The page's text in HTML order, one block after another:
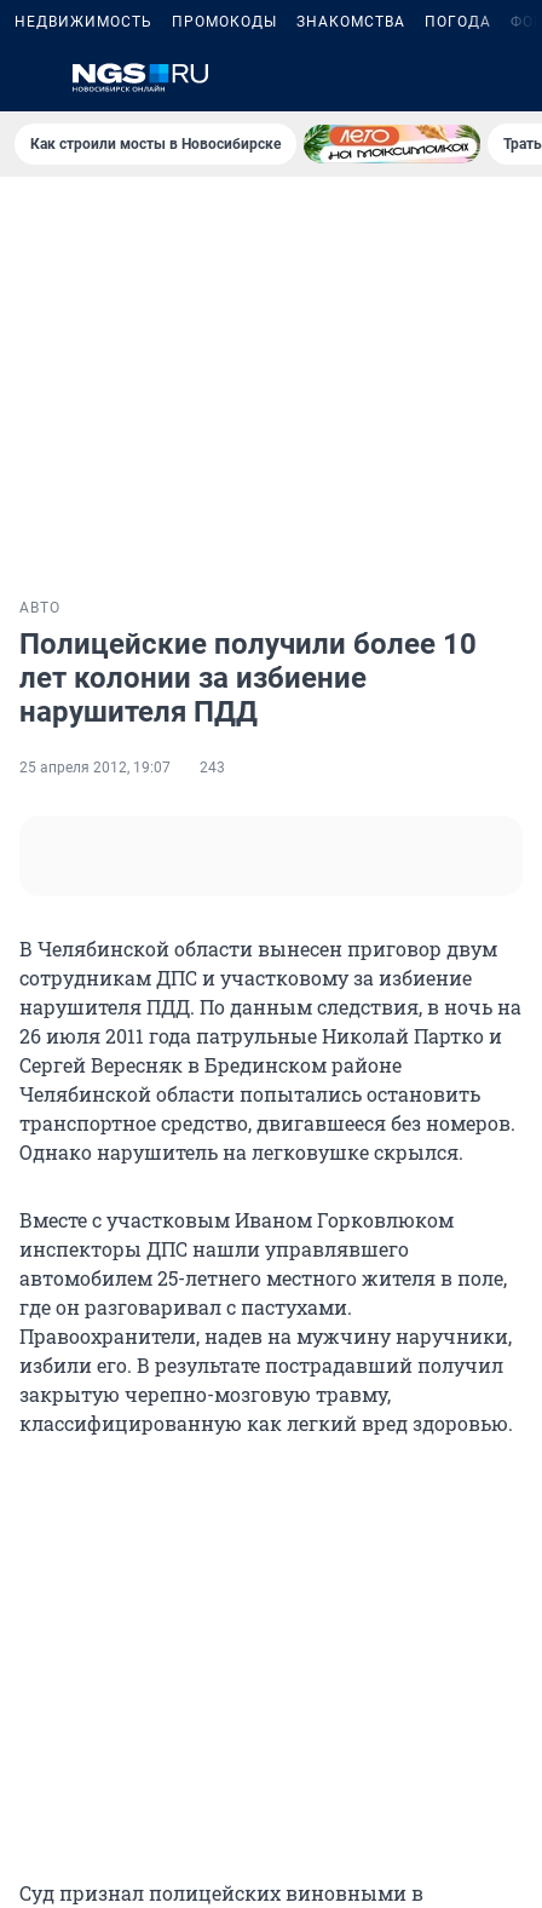
НЕДВИЖИМОСТЬ ПРОМОКОДЫ ЗНАКОМСТВА ПОГОДА
Как строили мосты в Новосибирске
АВТО
Полицейские получили более 10
лет колонии за избиение
нарушителя ПДД
25 апреля 2012, 19:07 243
В Челябинской области вынесен приговор двум
сотрудникам ДПС и участковому за избиение
нарушителя ПДД. По данным следствия, в ночь на
26 июля 2011 года патрульные Николай Партко и
Сергей Вересняк в Брединском районе
Челябинской области попытались остановить
транспортное средство, двигавшееся без номеров.
Однако нарушитель на легковушке скрылся.
Вместе с участковым Иваном Горковлюком
инспекторы ДПС нашли управлявшего
автомобилем 25-летнего местного жителя в поле,
где он разговаривал с пастухами.
Правоохранители, надев на мужчину наручники,
избили его. В результате пострадавший получил
закрытую черепно-мозговую травму,
классифицированную как легкий вред здоровью.
Суд признал полицейских виновными в